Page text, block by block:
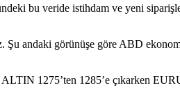
bu veride istihdam ve yeni
Şu andaki görünüşe göre ABD
ALTIN 1275’ten 1285’e çıkarken